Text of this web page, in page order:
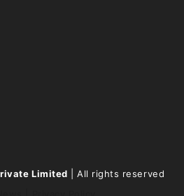
Limited | All rights reserved